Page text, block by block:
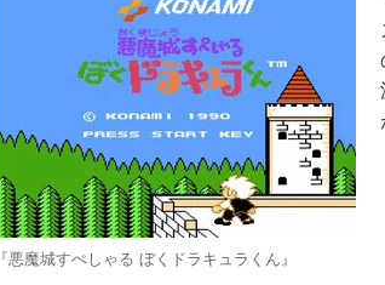
『悪魔城すぺしゃる ぼくドラキュラくん』